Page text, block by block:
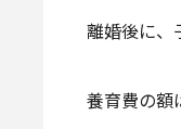
離婚後に、
養育費の額